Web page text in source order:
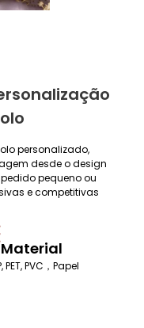
personalizado,
desde o design
pequeno ou
e competitivas
Material
PET, PVC，Papel